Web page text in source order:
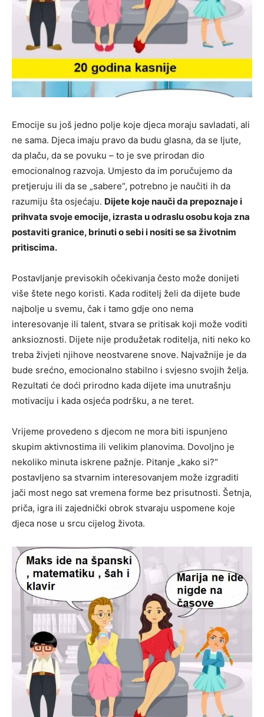
Emocije su još jedno polje koje djeca moraju savladati, ali
ne sama. Djeca imaju pravo da budu glasna, da se ljute,
da plaču, da se povuku – to je sve prirodan dio
emocionalnog razvoja. Umjesto da im poručujemo da
pretjeruju ili da se „sabere“, potrebno je naučiti ih da
razumiju šta osjećaju. Dijete koje nauči da prepoznaje i
prihvata svoje emocije, izrasta u odraslu osobu koja zna
postaviti granice, brinuti o sebi i nositi se sa životnim
pritiscima.
Postavljanje previsokih očekivanja često može donijeti
više štete nego koristi. Kada roditelj želi da dijete bude
najbolje u svemu, čak i tamo gdje ono nema
interesovanje ili talent, stvara se pritisak koji može voditi
anksioznosti. Dijete nije produžetak roditelja, niti neko ko
treba živjeti njihove neostvarene snove. Najvažnije je da
bude srećno, emocionalno stabilno i svjesno svojih želja.
Rezultati će doći prirodno kada dijete ima unutrašnju
motivaciju i kada osjeća podršku, a ne teret.
Vrijeme provedeno s djecom ne mora biti ispunjeno
skupim aktivnostima ili velikim planovima. Dovoljno je
nekoliko minuta iskrene pažnje. Pitanje „kako si?“
postavljeno sa stvarnim interesovanjem može izgraditi
jači most nego sat vremena forme bez prisutnosti. Šetnja,
priča, igra ili zajednički obrok stvaraju uspomene koje
djeca nose u srcu cijelog života.